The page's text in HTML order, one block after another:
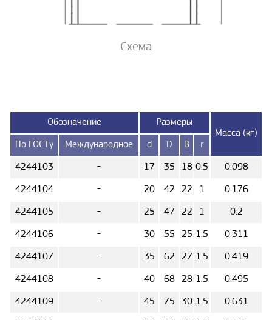
Схема
Обозначение
Размеры
Масса (кг)
По ГОСТу
Международное d D B r
4244103 - 17 35 18 0.5 0.098
4244104 - 20 42 22 1 0.176
4244105 - 25 47 22 1 0.2
4244106 - 30 55 25 1.5 0.311
4244107 - 35 62 27 1.5 0.419
4244108 - 40 68 28 1.5 0.495
4244109 - 45 75 30 1.5 0.631